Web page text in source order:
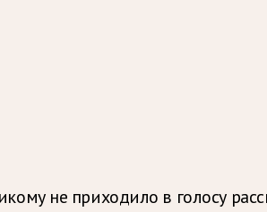
не приходило в голосу